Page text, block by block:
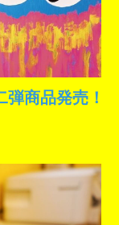
弾商品発売！